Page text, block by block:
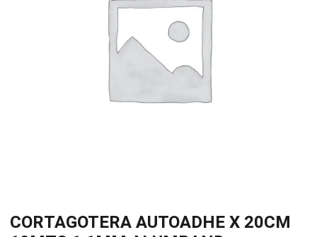
CORTAGOTERA AUTOADHE X 20CM